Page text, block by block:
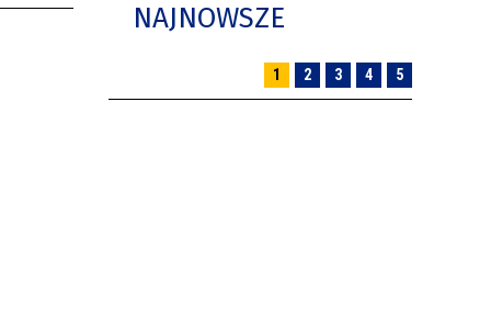
NAJNOWSZE
1 2 3 4 5